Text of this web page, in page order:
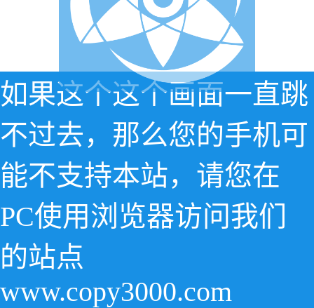
如果这个这个画面一直跳
不过去，那么您的手机可
能不支持本站，请您在
PC使用浏览器访问我们
的站点
www.copy3000.com